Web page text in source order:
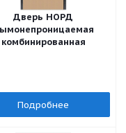
Дверь НОРД
комбинированная
Подробнее